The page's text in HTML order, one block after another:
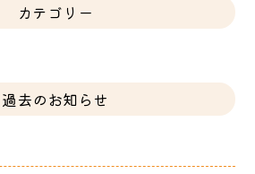
カテゴリー
過去のお知らせ